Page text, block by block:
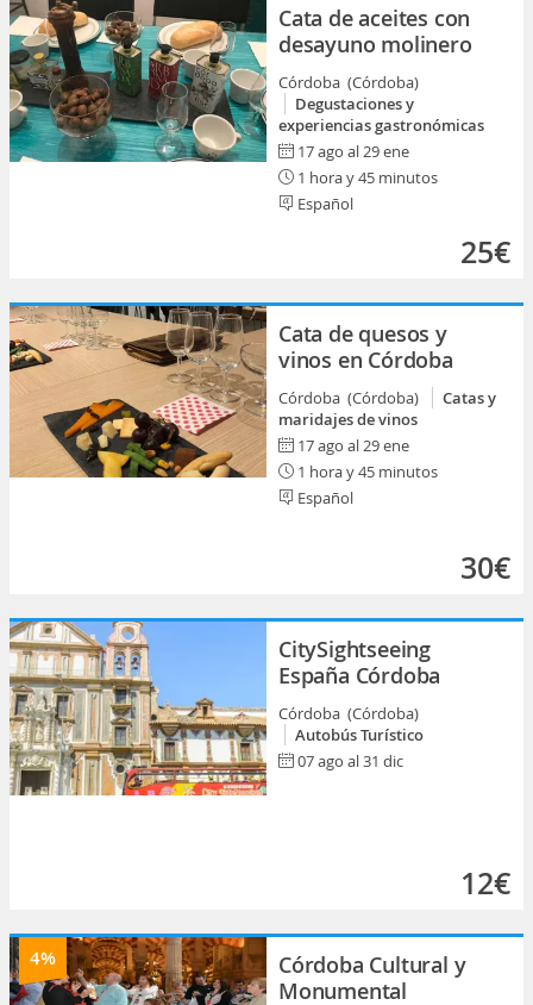
Cata de aceites con
desayuno molinero
Córdoba (Córdoba)
Degustaciones y
experiencias gastronómicas
17 ago al 29 ene
1 hora y 45 minutos
Español
25€
Cata de quesos y
vinos en Córdoba
Córdoba (Córdoba)
Catas y
maridajes de vinos
17 ago al 29 ene
1 hora y 45 minutos
Español
30€
CitySightseeing
España Córdoba
Córdoba (Córdoba)
Autobús Turístico
07 ago al 31 dic
12€
4%
Córdoba Cultural y
Monumental